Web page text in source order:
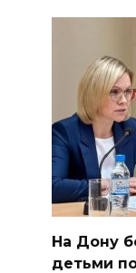
На Дону
детьми